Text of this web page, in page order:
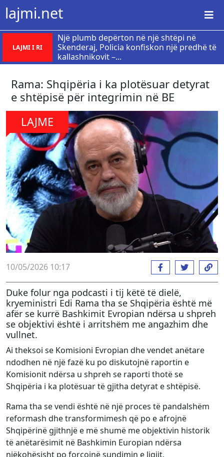
lajmi.net
LAJMI I RI
Një plumb depërton në një shtëpi në
Skenderaj, Policia konfiskon një predhë të
kallashnikovit –...
Rama: Shqipëria i ka plotësuar detyrat
e shtëpisë për integrimin në BE
LAJME
10/05/2026 10:17
Duke folur nga podcasti i tij këtë të dielë,
kryeministri Edi Rama tha se Shqipëria është më
afër se kurrë Bashkimit Evropian ndërsa u shpreh
se objektivi është i arritshëm me angazhim dhe
vullnet.
Ai theksoi se Komisioni Evropian dhe vendet anëtare
ndodhen në një fazë ku po diskutojnë raportin e
Komisionit ndërsa u shpreh se raporti thotë se
Shqipëria i ka plotësuar të gjitha detyrat e shtëpisë.
Rama tha se vendi është në një proces të pandalshëm
reformash dhe transformimesh që po e afrojnë
Shqipërinë gjithnjë e më shumë me objektivin historik
të anëtarësimit në Bashkimin Europian ndërsa
njëkohësisht po forcojnë sundimin e ligjit,